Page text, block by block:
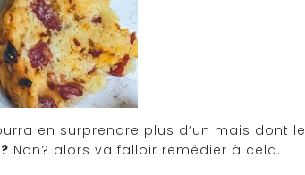
en surprendre plus d’un mais dont le
Non? alors va falloir remédier à cela.